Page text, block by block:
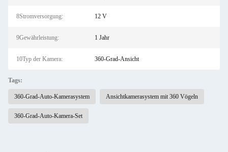
8Stromversorgung: 12 V
9Gewährleistung: 1 Jahr
10Typ der Kamera: 360-Grad-Ansicht
Tags:
360-Grad-Auto-Kamerasystem Ansichtkamerasystem mit 360 Vögeln
360-Grad-Auto-Kamera-Set